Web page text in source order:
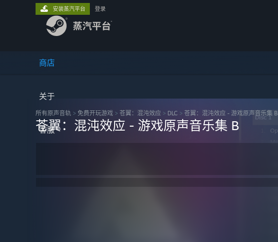
商店
关于
客服
安装蒸汽平台 登录
所有原声音轨 > 免费开玩‎游戏 > 苍翼：混沌效应 > DLC > 苍翼：混沌效应 - 游戏原声音乐集 B
苍翼：混沌效应 - 游戏原声音乐集 B